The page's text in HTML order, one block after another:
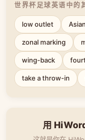
世界杯足球英语中的
low outlet
zonal marking
wing-back
take a throw-in
用